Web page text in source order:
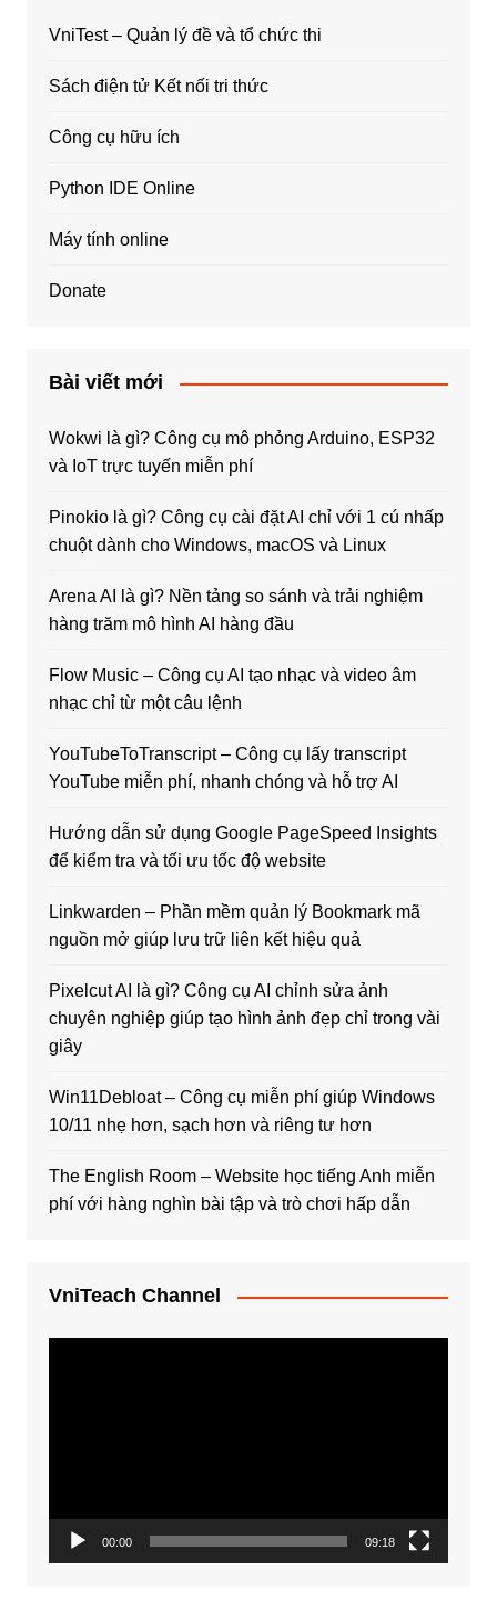
VniTest – Quản lý đề và tổ chức thi
Sách điện tử Kết nối tri thức
Công cụ hữu ích
Python IDE Online
Máy tính online
Donate
Bài viết mới
Wokwi là gì? Công cụ mô phỏng Arduino, ESP32
và IoT trực tuyến miễn phí
Pinokio là gì? Công cụ cài đặt AI chỉ với 1 cú nhấp
chuột dành cho Windows, macOS và Linux
Arena AI là gì? Nền tảng so sánh và trải nghiệm
hàng trăm mô hình AI hàng đầu
Flow Music – Công cụ AI tạo nhạc và video âm
nhạc chỉ từ một câu lệnh
YouTubeToTranscript – Công cụ lấy transcript
YouTube miễn phí, nhanh chóng và hỗ trợ AI
Hướng dẫn sử dụng Google PageSpeed Insights
để kiểm tra và tối ưu tốc độ website
Linkwarden – Phần mềm quản lý Bookmark mã
nguồn mở giúp lưu trữ liên kết hiệu quả
Pixelcut AI là gì? Công cụ AI chỉnh sửa ảnh
chuyên nghiệp giúp tạo hình ảnh đẹp chỉ trong vài
giây
Win11Debloat – Công cụ miễn phí giúp Windows
10/11 nhẹ hơn, sạch hơn và riêng tư hơn
The English Room – Website học tiếng Anh miễn
phí với hàng nghìn bài tập và trò chơi hấp dẫn
VniTeach Channel
00:00 09:18